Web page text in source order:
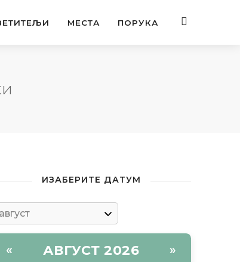
МЕСТА ПОРУКА
ИЗАБЕРИТЕ ДАТУМ
« АВГУСТ 2026 »